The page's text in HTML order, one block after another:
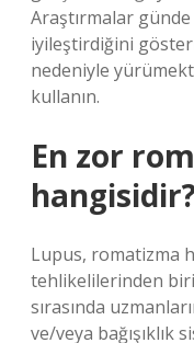
Araştırmalar
iyileştirdiğini
nedeniyle
kullanın.
En zor
Lupus, romatizma
tehlikelilerinden
sırasında
ve/veya bağışıklık